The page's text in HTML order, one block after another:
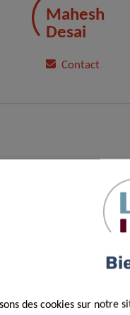
Mahesh
Desai
Contact
: traitement des
des cookies sur notre